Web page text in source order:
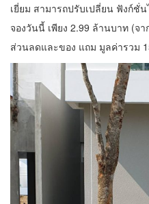
เยี่ยม สามารถปรับเปลี่ยน ฟังก์ชั่
จองวันนี้ เพียง 2.99 ล้านบาท (จ
ส่วนลดและของ แถม มูลค่ารวม